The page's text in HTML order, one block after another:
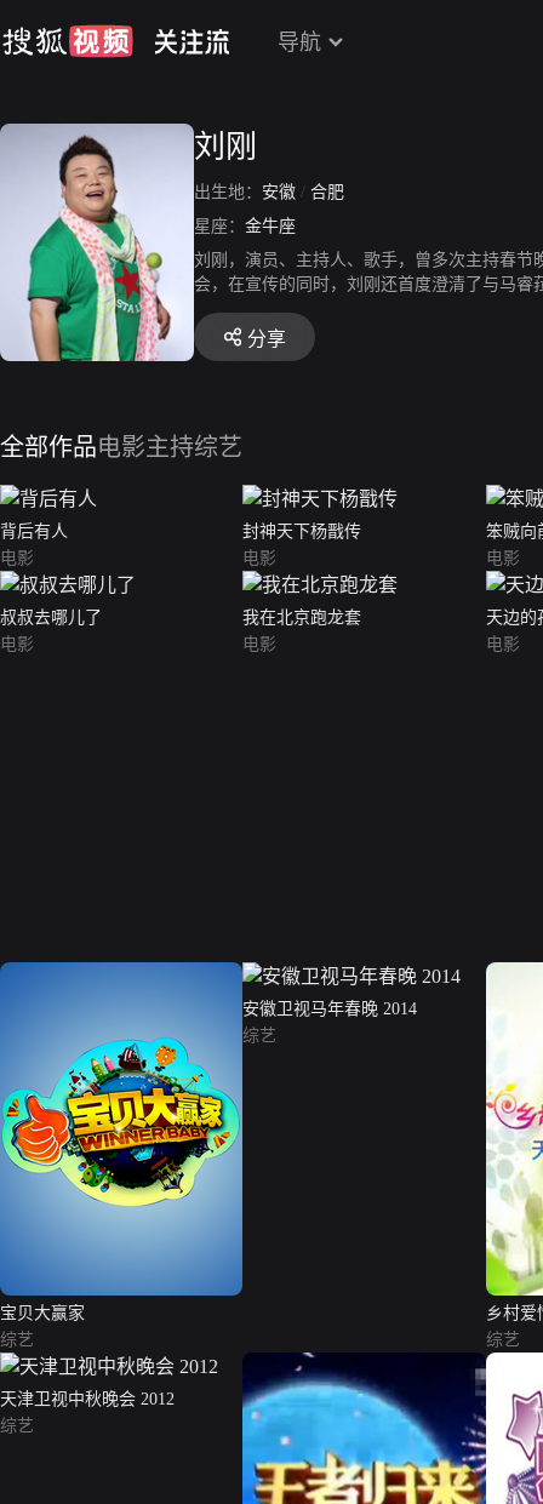
导航
刘刚
出生地： 安徽 / 合肥
星座： 金牛座
刘刚，演员、主持人、歌手，曾多次主持春节
会，在宣传的同时，刘刚还首度澄清了与马睿
分享
全部作品电影主持综艺
背后有人
电影
封神天下杨戬传
电影
笨贼向
电影
叔叔去哪儿了
电影
我在北京跑龙套
电影
天边的
电影
宝贝大赢家
综艺
安徽卫视马年春晚 2014
综艺
乡村爱
综艺
天津卫视中秋晚会 2012
综艺